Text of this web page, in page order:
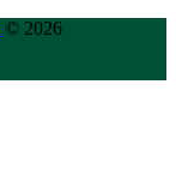
© 2026